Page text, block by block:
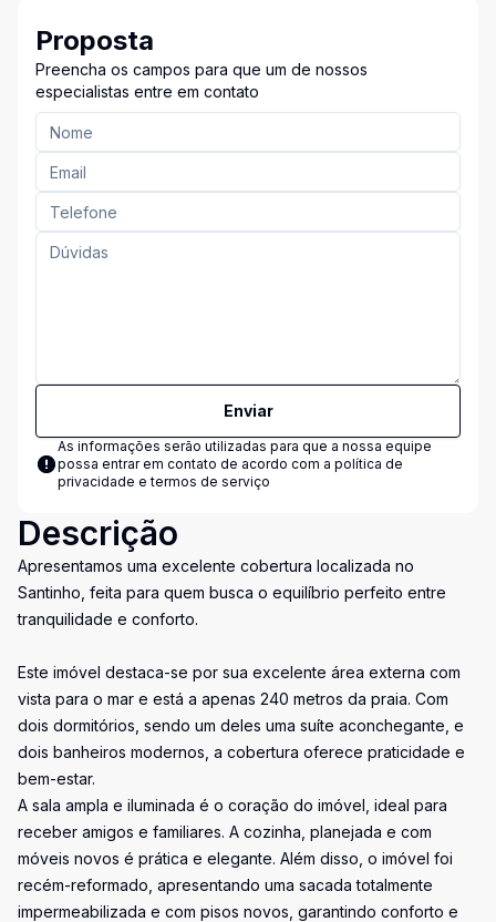
Proposta
Preencha os campos para que um de nossos
especialistas entre em contato
Enviar
As informações serão utilizadas para que a nossa equipe
possa entrar em contato de acordo com a política de
privacidade e termos de serviço
Descrição
Apresentamos uma excelente cobertura localizada no
Santinho, feita para quem busca o equilíbrio perfeito entre
tranquilidade e conforto.
Este imóvel destaca-se por sua excelente área externa com
vista para o mar e está a apenas 240 metros da praia. Com
dois dormitórios, sendo um deles uma suíte aconchegante, e
dois banheiros modernos, a cobertura oferece praticidade e
bem-estar.
A sala ampla e iluminada é o coração do imóvel, ideal para
receber amigos e familiares. A cozinha, planejada e com
móveis novos é prática e elegante. Além disso, o imóvel foi
recém-reformado, apresentando uma sacada totalmente
impermeabilizada e com pisos novos, garantindo conforto e